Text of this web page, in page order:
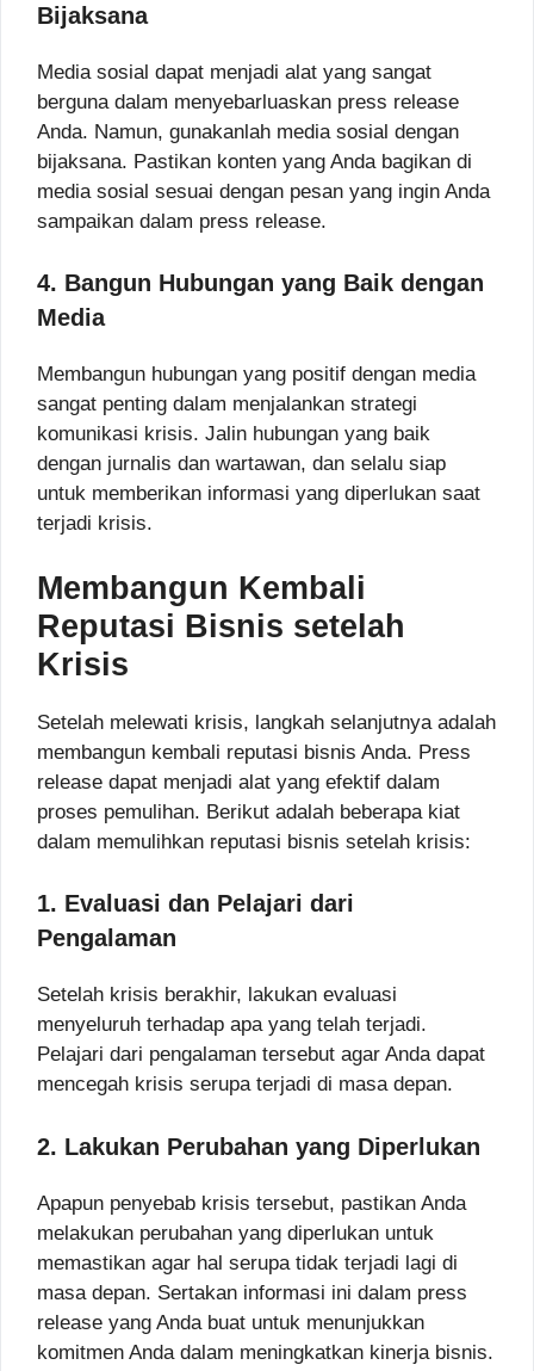
Bijaksana
Media sosial dapat menjadi alat yang sangat
berguna dalam menyebarluaskan press release
Anda. Namun, gunakanlah media sosial dengan
bijaksana. Pastikan konten yang Anda bagikan di
media sosial sesuai dengan pesan yang ingin Anda
sampaikan dalam press release.
4. Bangun Hubungan yang Baik dengan
Media
Membangun hubungan yang positif dengan media
sangat penting dalam menjalankan strategi
komunikasi krisis. Jalin hubungan yang baik
dengan jurnalis dan wartawan, dan selalu siap
untuk memberikan informasi yang diperlukan saat
terjadi krisis.
Membangun Kembali
Reputasi Bisnis setelah
Krisis
Setelah melewati krisis, langkah selanjutnya adalah
membangun kembali reputasi bisnis Anda. Press
release dapat menjadi alat yang efektif dalam
proses pemulihan. Berikut adalah beberapa kiat
dalam memulihkan reputasi bisnis setelah krisis:
1. Evaluasi dan Pelajari dari
Pengalaman
Setelah krisis berakhir, lakukan evaluasi
menyeluruh terhadap apa yang telah terjadi.
Pelajari dari pengalaman tersebut agar Anda dapat
mencegah krisis serupa terjadi di masa depan.
2. Lakukan Perubahan yang Diperlukan
Apapun penyebab krisis tersebut, pastikan Anda
melakukan perubahan yang diperlukan untuk
memastikan agar hal serupa tidak terjadi lagi di
masa depan. Sertakan informasi ini dalam press
release yang Anda buat untuk menunjukkan
komitmen Anda dalam meningkatkan kinerja bisnis.